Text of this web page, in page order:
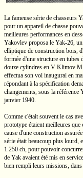
La fameuse série de chasseurs
pour un appareil de chasse
meilleures performances en
Yakovlev proposa le Yak-26,
elliptique de construction bois,
formée d'une structure en tubes
douze cylindres en V Klimov
effectua son vol inaugural en
répondant à la spécification
changements, sous la référence
janvier 1940.
Comme c'était souvent le cas
prototype étaient meilleures
cause d'une construction
série était beaucoup plus lourd,
1.250 ch, pour pouvoir
de Yak avaient été mis en
bien rempli leurs missions, dans